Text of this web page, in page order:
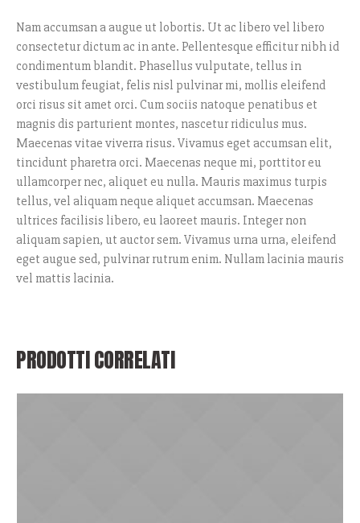
Nam accumsan a augue ut lobortis. Ut ac libero vel libero
consectetur dictum ac in ante. Pellentesque efficitur nibh id
condimentum blandit. Phasellus vulputate, tellus in
vestibulum feugiat, felis nisl pulvinar mi, mollis eleifend
orci risus sit amet orci. Cum sociis natoque penatibus et
magnis dis parturient montes, nascetur ridiculus mus.
Maecenas vitae viverra risus. Vivamus eget accumsan elit,
tincidunt pharetra orci. Maecenas neque mi, porttitor eu
ullamcorper nec, aliquet eu nulla. Mauris maximus turpis
tellus, vel aliquam neque aliquet accumsan. Maecenas
ultrices facilisis libero, eu laoreet mauris. Integer non
aliquam sapien, ut auctor sem. Vivamus urna urna, eleifend
eget augue sed, pulvinar rutrum enim. Nullam lacinia mauris
vel mattis lacinia.
PRODOTTI CORRELATI